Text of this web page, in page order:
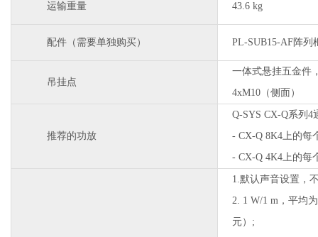
运输重量 43.6 kg
配件（需要单独购买） PL-SUB15-AF阵列
吊挂点
一体式悬挂五金件
4xM10（侧面）
推荐的功放
Q-SYS CX-Q系列4
- CX-Q 8K4上的每
- CX-Q 4K4上的每
1.默认声音设置，
2. 1 W/1 m，平均
元）;